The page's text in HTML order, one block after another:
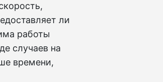
ли
работы
случаев на
времени,